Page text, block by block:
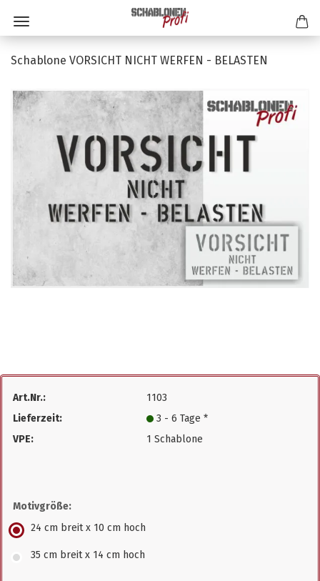
Schablone VORSICHT NICHT WERFEN - BELASTEN
Art.Nr.:
1103
Lieferzeit:
3 - 6 Tage *
VPE:
1 Schablone
Motivgröße:
24 cm breit x 10 cm hoch
35 cm breit x 14 cm hoch